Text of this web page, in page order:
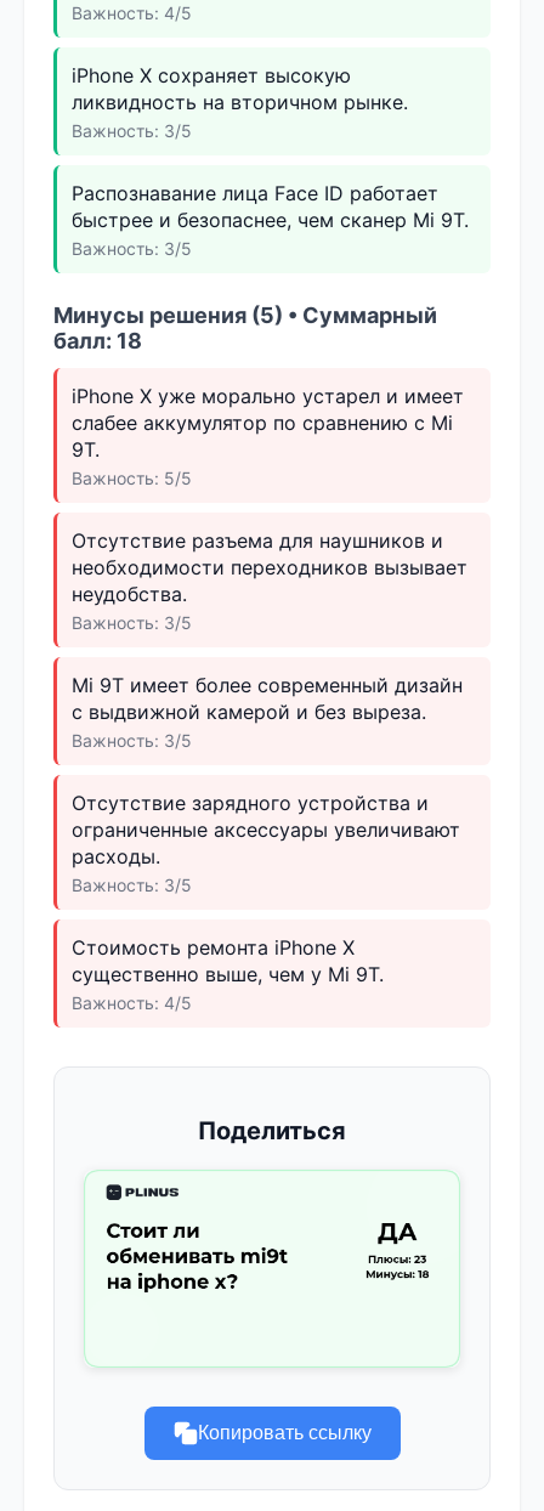
Важность: 4/5
iPhone X сохраняет высокую
ликвидность на вторичном рынке.
Важность: 3/5
Распознавание лица Face ID работает
быстрее и безопаснее, чем сканер Mi 9T.
Важность: 3/5
Минусы решения (5) • Суммарный
балл: 18
iPhone X уже морально устарел и имеет
слабее аккумулятор по сравнению с Mi
9T.
Важность: 5/5
Отсутствие разъема для наушников и
необходимости переходников вызывает
неудобства.
Важность: 3/5
Mi 9T имеет более современный дизайн
с выдвижной камерой и без выреза.
Важность: 3/5
Отсутствие зарядного устройства и
ограниченные аксессуары увеличивают
расходы.
Важность: 3/5
Стоимость ремонта iPhone X
существенно выше, чем у Mi 9T.
Важность: 4/5
Поделиться
Копировать ссылку